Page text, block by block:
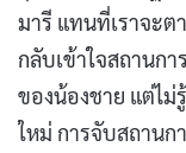
มารี แทนที่เราจะต
กลับเข้าใจสถานก
ของน้องชาย แต่ไ
ใหม่ การจับสถานก